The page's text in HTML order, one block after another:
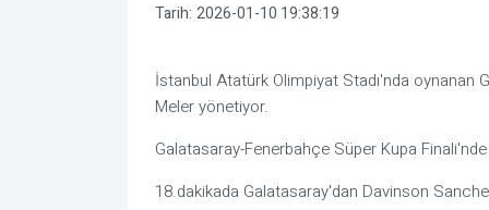
Tarih: 2026-01-10 19:38:19
İstanbul Atatürk Olimpiyat Stadı'nda oynanan
Meler yönetiyor.
Galatasaray-Fenerbahçe Süper Kupa Finali'nde
18.dakikada Galatasaray'dan Davinson